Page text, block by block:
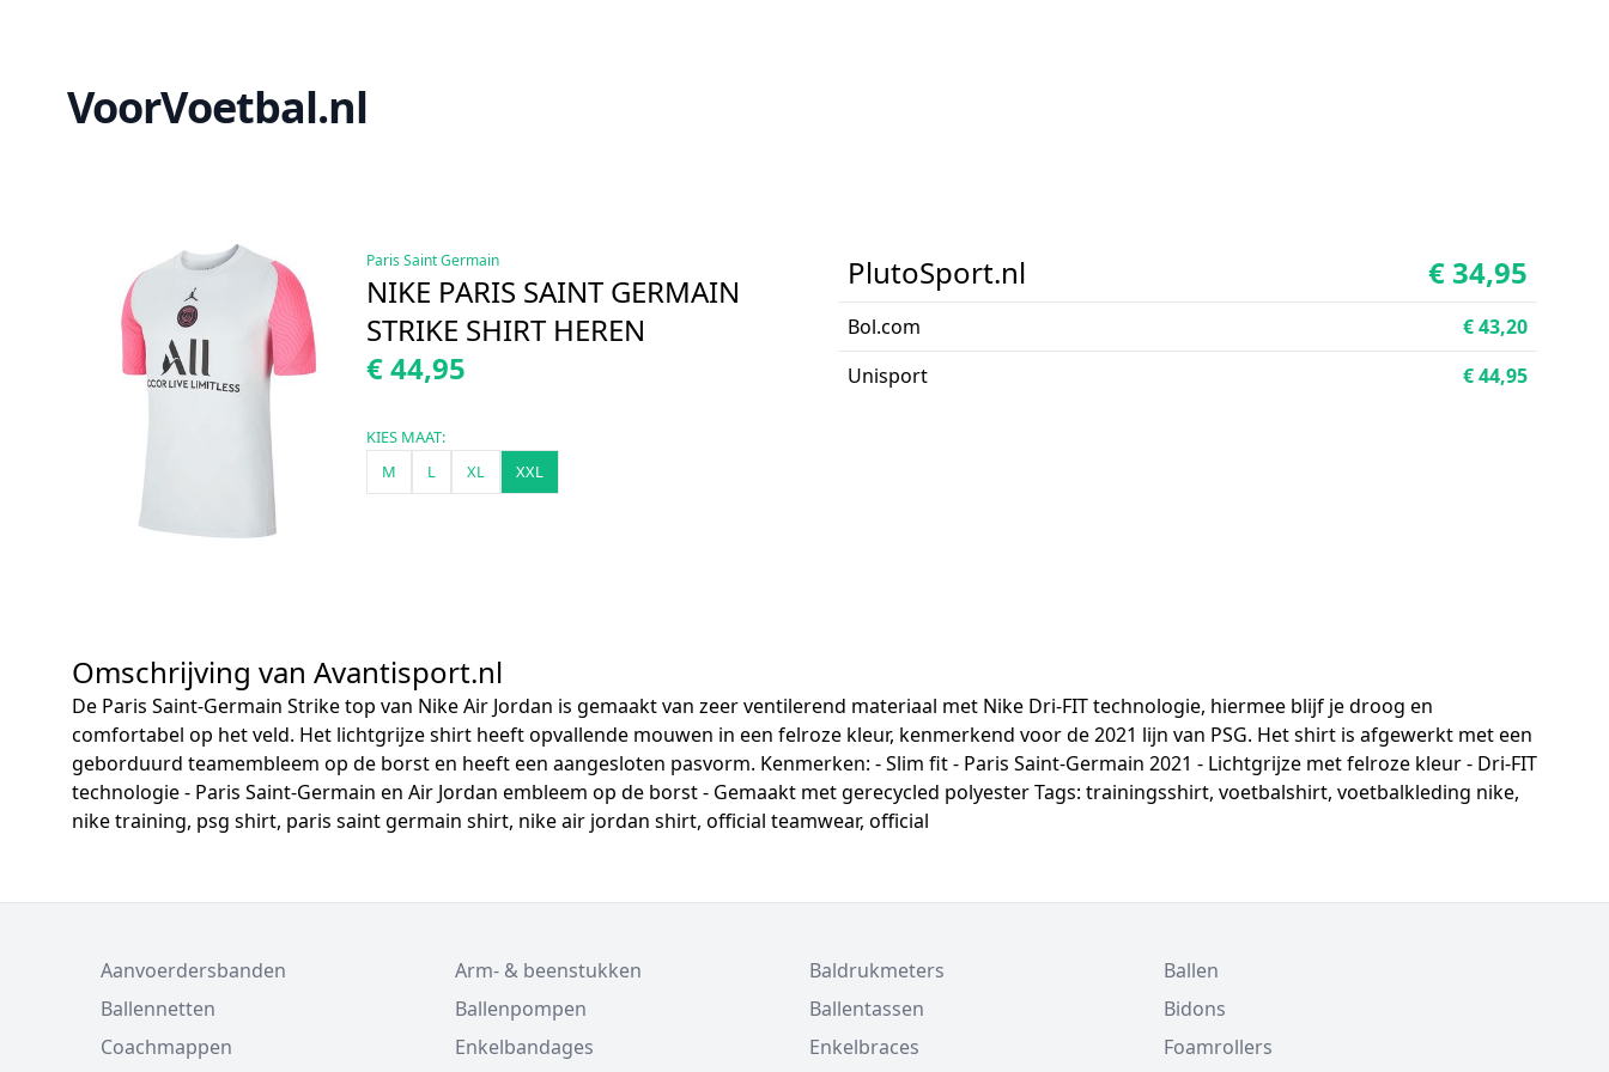
VoorVoetbal.nl
Paris Saint Germain
NIKE PARIS SAINT GERMAIN
STRIKE SHIRT HEREN
€ 44,95
KIES MAAT:
M
L XL XXL
PlutoSport.nl € 34,95
Bol.com
€ 43,20
Unisport
€ 44,95
Omschrijving van Avantisport.nl
De Paris Saint-Germain Strike top van Nike Air Jordan is gemaakt van zeer ventilerend materiaal met Nike Dri-FIT technologie, hiermee blijf je droog en
comfortabel op het veld. Het lichtgrijze shirt heeft opvallende mouwen in een felroze kleur, kenmerkend voor de 2021 lijn van PSG. Het shirt is afgewerkt met een
geborduurd teamembleem op de borst en heeft een aangesloten pasvorm. Kenmerken: - Slim fit - Paris Saint-Germain 2021 - Lichtgrijze met felroze kleur - Dri-FIT
technologie - Paris Saint-Germain en Air Jordan embleem op de borst - Gemaakt met gerecycled polyester Tags: trainingsshirt, voetbalshirt, voetbalkleding nike,
nike training, psg shirt, paris saint germain shirt, nike air jordan shirt, official teamwear, official
Aanvoerdersbanden Arm- & beenstukken Baldrukmeters
Ballen
Ballennetten
Ballenpompen Ballentassen
Bidons
Coachmappen
Enkelbandages Enkelbraces
Foamrollers